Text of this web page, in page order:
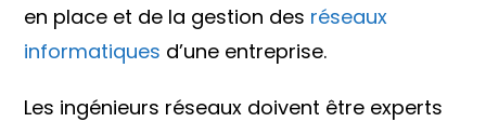
en place et de la gestion des réseaux
informatiques d’une entreprise.
Les ingénieurs réseaux doivent être experts